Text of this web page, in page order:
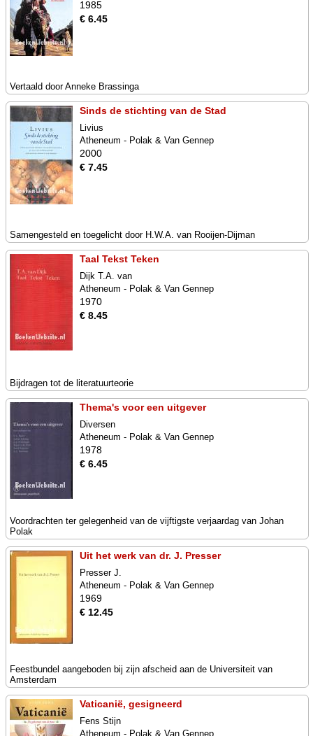
1985
€ 6.45
Vertaald door Anneke Brassinga
Sinds de stichting van de Stad
Livius
Atheneum - Polak & Van Gennep
2000
€ 7.45
Samengesteld en toegelicht door H.W.A. van Rooijen-Dijman
Taal Tekst Teken
Dijk T.A. van
Atheneum - Polak & Van Gennep
1970
€ 8.45
Bijdragen tot de literatuurteorie
Thema's voor een uitgever
Diversen
Atheneum - Polak & Van Gennep
1978
€ 6.45
Voordrachten ter gelegenheid van de vijftigste verjaardag van Johan
Polak
Uit het werk van dr. J. Presser
Presser J.
Atheneum - Polak & Van Gennep
1969
€ 12.45
Feestbundel aangeboden bij zijn afscheid aan de Universiteit van
Amsterdam
Vaticanië, gesigneerd
Fens Stijn
Atheneum - Polak & Van Gennep